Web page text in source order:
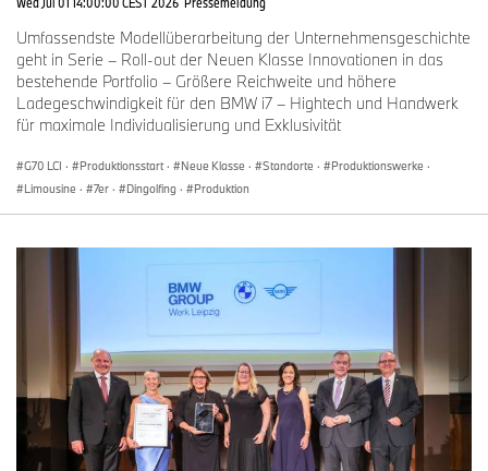
Umfassendste Modellüberarbeitung der Unternehmensgeschichte
geht in Serie – Roll-out der Neuen Klasse Innovationen in das
bestehende Portfolio – Größere Reichweite und höhere
Ladegeschwindigkeit für den BMW i7 – Hightech und Handwerk
für maximale Individualisierung und Exklusivität
G70 LCI · Produktionsstart · Neue Klasse · Standorte · Produktionswerke ·
Limousine · 7er · Dingolfing · Produktion